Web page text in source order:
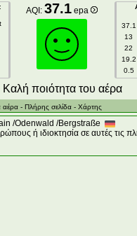
AQI: 37.1 epa
37.1
13
22
19.2
0.5
Kαλή ποιότητα του αέρα
αέρα - Πλήρης σελίδα - Χάρτης
/Odenwald /Bergstraße
ή ιδιοκτησία σε αυτές τις